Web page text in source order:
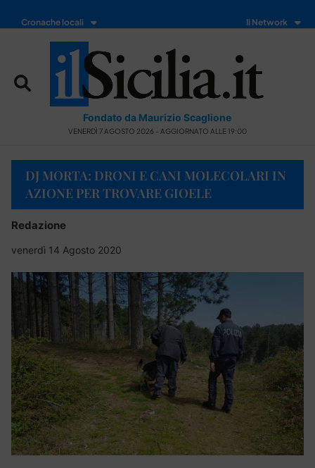
Cronache locali Il Network
Fondato da Maurizio Scaglione
VENERDÌ 7 AGOSTO 2026 - AGGIORNATO ALLE 19:00
DJ MORTA: DRONI E CANI MOLECOLARI IN
AZIONE PER TROVARE GIOELE
Redazione
venerdì 14 Agosto 2020